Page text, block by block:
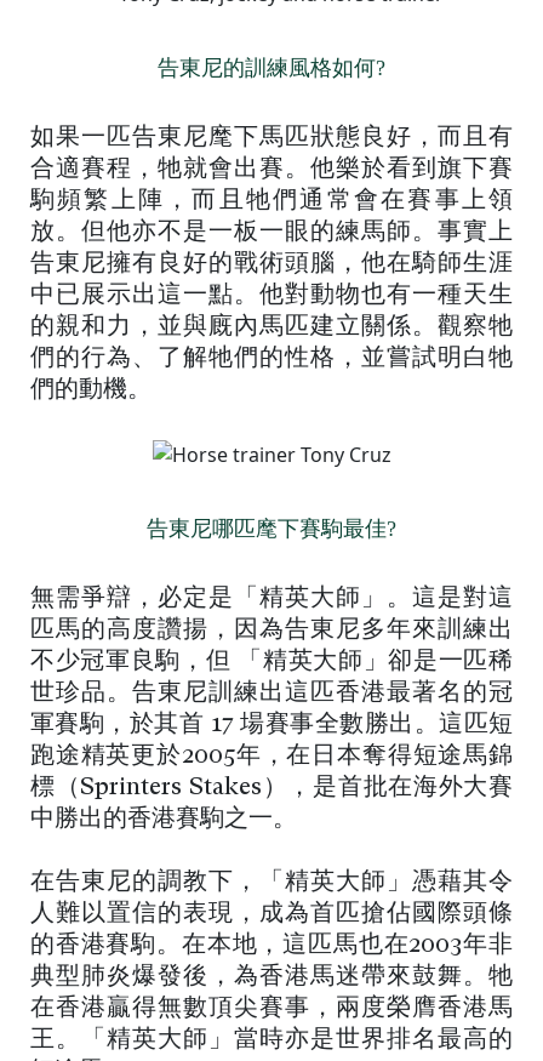
告東尼的訓練風格如何?
如果一匹告東尼麾下馬匹狀態良好，而且有
合適賽程，牠就會出賽。他樂於看到旗下賽
駒頻繁上陣，而且牠們通常會在賽事上領
放。但他亦不是一板一眼的練馬師。事實上
告東尼擁有良好的戰術頭腦，他在騎師生涯
中已展示出這一點。他對動物也有一種天生
的親和力，並與廐內馬匹建立關係。觀察牠
們的行為、了解牠們的性格，並嘗試明白牠
們的動機。
告東尼哪匹麾下賽駒最佳?
無需爭辯，必定是「精英大師」。這是對這
匹馬的高度讚揚，因為告東尼多年來訓練出
不少冠軍良駒，但 「精英大師」卻是一匹稀
世珍品。告東尼訓練出這匹香港最著名的冠
軍賽駒，於其首 17 場賽事全數勝出。這匹短
跑途精英更於2005年，在日本奪得短途馬錦
標（Sprinters Stakes），是首批在海外大賽
中勝出的香港賽駒之一。
在告東尼的調教下，「精英大師」憑藉其令
人難以置信的表現，成為首匹搶佔國際頭條
的香港賽駒。在本地，這匹馬也在2003年非
典型肺炎爆發後，為香港馬迷帶來鼓舞。牠
在香港贏得無數頂尖賽事，兩度榮膺香港馬
王。「精英大師」當時亦是世界排名最高的